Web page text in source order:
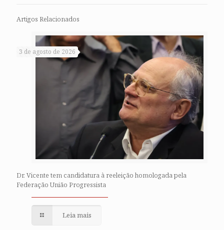
Artigos Relacionados
3 de agosto de 2026
Dr. Vicente tem candidatura à reeleição homologada pela
Federação União Progressista
Leia mais